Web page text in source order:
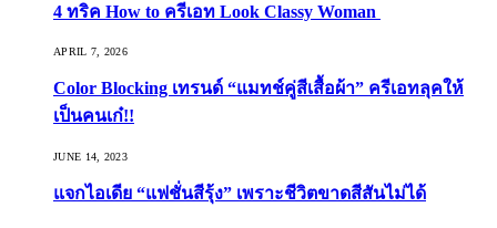
4 ทริค How to ครีเอท Look Classy Woman
APRIL 7, 2026
Color Blocking เทรนด์ “แมทช์คู่สีเสื้อผ้า” ครีเอทลุคให้
เป็นคนเก๋!!
JUNE 14, 2023
แจกไอเดีย “แฟชั่นสีรุ้ง” เพราะชีวิตขาดสีสันไม่ได้